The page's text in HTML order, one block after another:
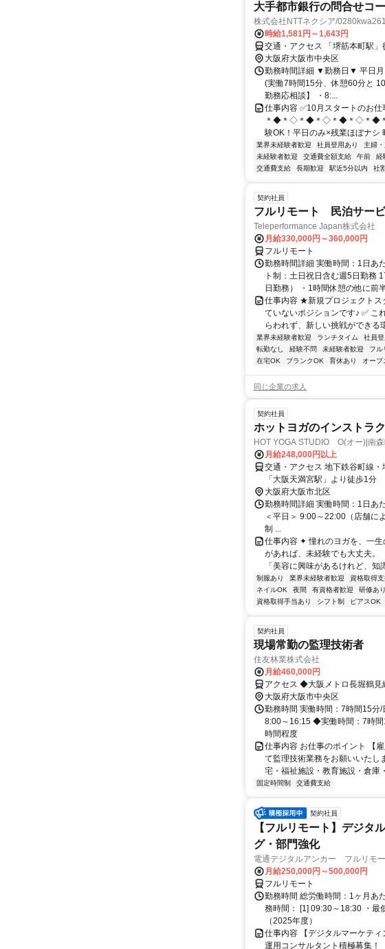
大手都市銀行の問合せコ
株式会社NTTネクシア/
時給1,581円～1,643円
交通・アクセス 「堺筋本町駅
大阪府大阪市中央区
勤務時間詳細 ▼勤務日▼ 平日
(実働7時間15分、休憩60分と
勤務応相談】 ・8:...
仕事内容 ✅10月スタートのお
＊◆＊◇＊◆＊◇＊◆＊◇＊◆＊◇
験OK！平日のみ×残業ほぼナシ
業界未経験者歓迎 社員登用あり 主婦
未経験者歓迎
交通費全額支給 午前 経
交通費支給
長期歓迎 駅近5分以内 社
契約社員
フルリモート 民泊サー
Teleperformance Japan株式会社
月給330,000円～360,000円
フルリモート
勤務時間詳細 実働時間：1日あ
ト制：土日祝日含む週5日勤務
日勤務） ・1時間休憩の他に前
仕事内容 ★新規プロジェクトス
ていないポジションです♪ ✅ こ
らわれず、新しい挑戦ができる
業界未経験者歓迎 ランチタイム 社員登
転勤なし
経験不問 未経験者歓迎 フル
在宅OK
ブランクOK 育休あり オープ
同じ企業の求人
契約社員
ホットヨガのインストラ
HOT YOGA STUDIO O(オー)|南
月給248,000円以上
交通・アクセス 地下鉄谷町線
「大阪天満宮駅」より徒歩1分
大阪府大阪市北区
勤務時間詳細 実働時間：1日あ
＜平日＞ 9:00～22:00（店舗に
制 ...
仕事内容 ✦ 憧れのヨガを、一
があれば、未経験でも大丈夫。
「美容に興味があるけれど、知
制服あり 業界未経験者歓迎 資格取得
ネイルOK
夜間 有資格者歓迎 研修あり
資格取得手当あり
シフト制 ピアスOK
契約社員
現場常勤の監理技術者
住友林業株式会社
月給460,000円
アクセス ◆大阪メトロ長堀鶴見
大阪府大阪市中央区
勤務時間 実働時間：7時間15分
8:00～16:15 ◆実働時間：7時
時間程度
仕事内容 お仕事のポイント 【
て監理技術業務をお願いいたし
宅・福祉施設・教育施設・倉庫
固定時間制 交通費支給
契約社員
【フルリモート】デジ
グ・部門強化
電通デジタルアンカー フルリモー
月給250,000円～500,000円
フルリモート
勤務時間 総労働時間：1ヶ月あ
務時間： [1] 09:30～18:30 ・最
（2025年度）
仕事内容 【デジタルマーケテ
運用コンサルタント積極募集！